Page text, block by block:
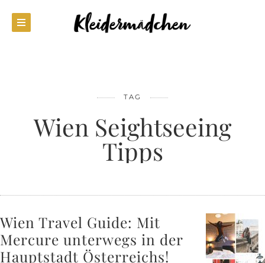
TAG
Wien Seightseeing
Tipps
Wien Travel Guide: Mit
Mercure unterwegs in der
Hauptstadt Österreichs!